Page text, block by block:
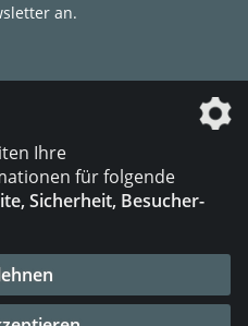
an.
ein Unternehmen der
GmbH
Ihre
für folgende
Sicherheit, Besucher-